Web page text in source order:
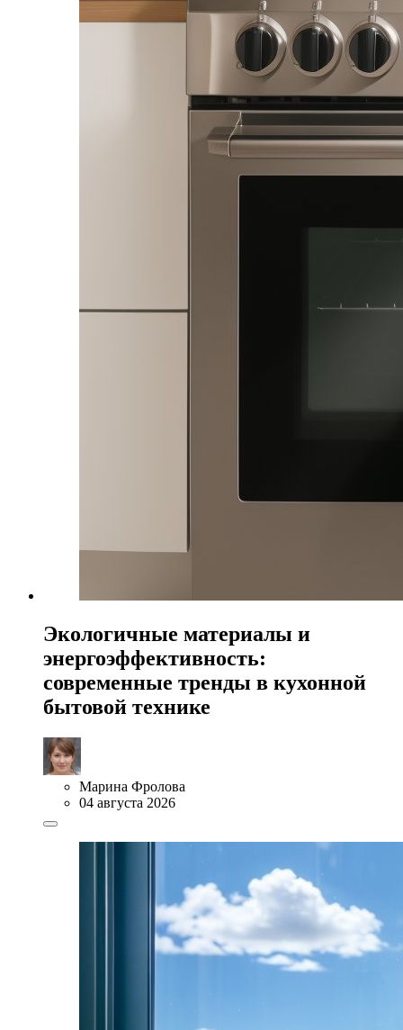
Экологичные материалы и
энергоэффективность:
современные тренды в кухонной
бытовой технике
Марина Фролова
04 августа 2026